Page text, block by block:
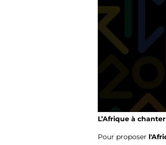
L’Afrique à chanter
Pour proposer